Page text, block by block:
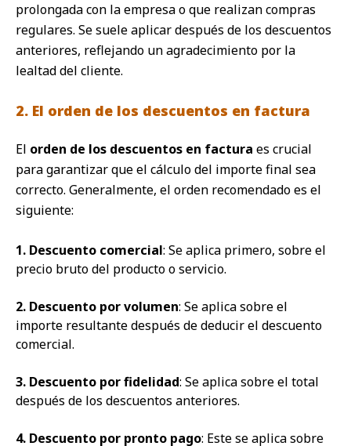
prolongada con la empresa o que realizan compras
regulares. Se suele aplicar después de los descuentos
anteriores, reflejando un agradecimiento por la
lealtad del cliente.
2. El orden de los descuentos en factura
El orden de los descuentos en factura es crucial
para garantizar que el cálculo del importe final sea
correcto. Generalmente, el orden recomendado es el
siguiente:
1. Descuento comercial: Se aplica primero, sobre el
precio bruto del producto o servicio.
2. Descuento por volumen: Se aplica sobre el
importe resultante después de deducir el descuento
comercial.
3. Descuento por fidelidad: Se aplica sobre el total
después de los descuentos anteriores.
4. Descuento por pronto pago: Este se aplica sobre